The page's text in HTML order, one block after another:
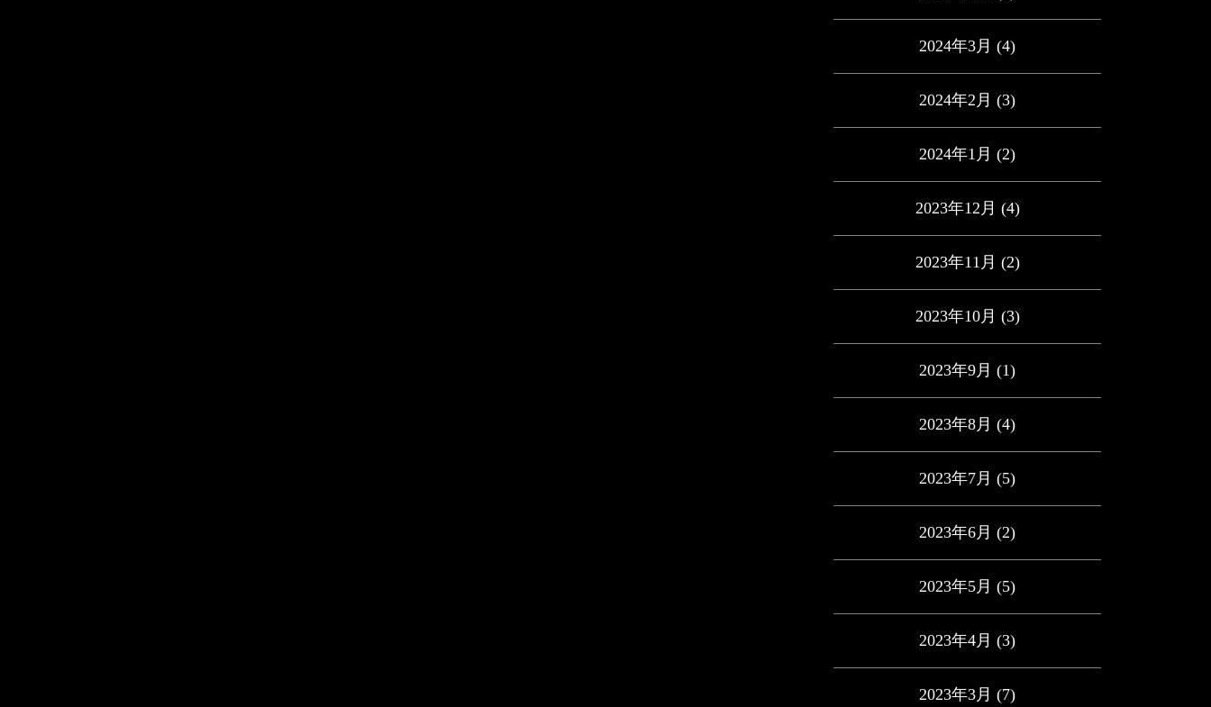
2024年3月 (4)
2024年2月 (3)
2024年1月 (2)
2023年12月 (4)
2023年11月 (2)
2023年10月 (3)
2023年9月 (1)
2023年8月 (4)
2023年7月 (5)
2023年6月 (2)
2023年5月 (5)
2023年4月 (3)
2023年3月 (7)